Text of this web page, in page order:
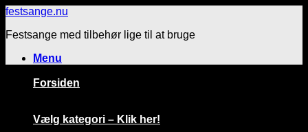
Fortsæt
indhold
festsange.nu
Festsange med tilbehør lige til at bruge
Menu
Forsiden
Vælg kategori – Klik her!